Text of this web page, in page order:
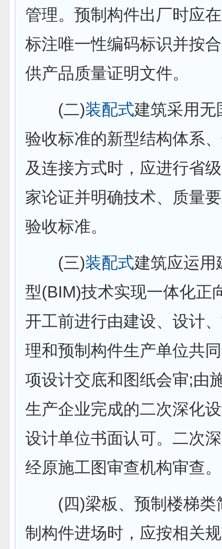
管理。预制构件出厂时应
标注唯一性编码标识并按
供产品质量证明文件。
(二)装配式建筑采用无
验收标准的新型结构体系
及连接方式时，应进行省
家论证并明确技术、质量
验收标准。
(三)装配式建筑应运用
型(BIM)技术实现一体化正
开工前进行由建设、设计
理和预制构件生产单位共
项设计交底和图纸会审;由
生产企业完成的二次深化
设计单位书面认可。二次
经原施工图审查机构审查。
(四)梁板、预制楼梯类
制构件进场时，应按相关